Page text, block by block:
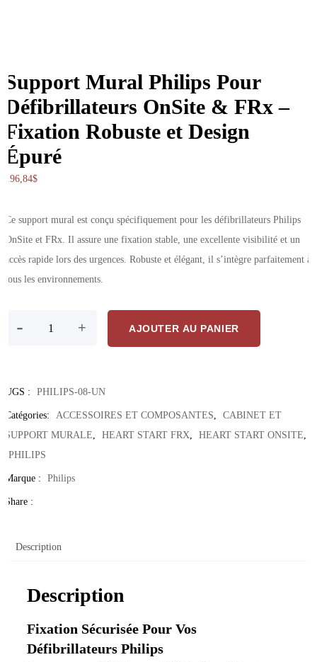
Support Mural Philips Pour
Défibrillateurs OnSite & FRx –
Fixation Robuste et Design
Épuré
196,84$
Ce support mural est conçu spécifiquement pour les défibrillateurs Philips
OnSite et FRx. Il assure une fixation stable, une excellente visibilité et un
accès rapide lors des urgences. Robuste et élégant, il s’intègre parfaitement à
tous les environnements.
- + AJOUTER AU PANIER
UGS : PHILIPS-08-UN
Catégories: ACCESSOIRES ET COMPOSANTES
CABINET ET
SUPPORT MURALE
HEART START FRX HEART START ONSITE
PHILIPS
Marque : Philips
Share :
Description
Description
Fixation Sécurisée Pour Vos
Défibrillateurs Philips